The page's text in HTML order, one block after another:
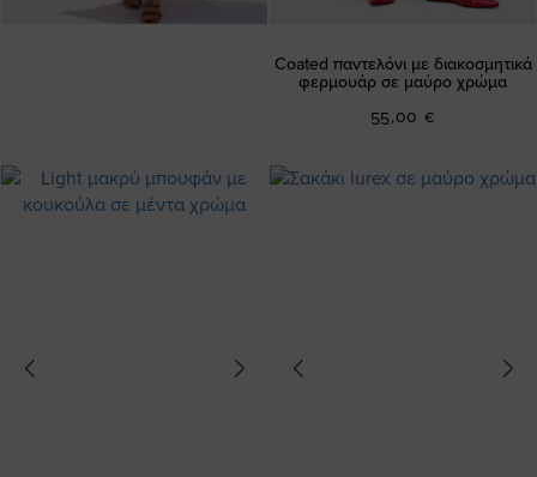
Coated παντελόνι με διακοσμητικά
φερμουάρ σε μαύρο χρώμα
55,00 €